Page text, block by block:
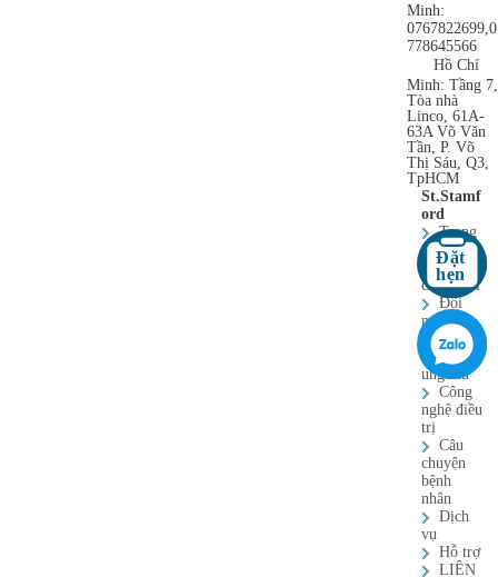
Minh:
0767822699,0
778645566
Hồ Chí
Minh: Tầng 7,
Tòa nhà
Linco, 61A-
63A Võ Văn
Tần, P. Võ
Thị Sáu, Q3,
TpHCM
St.Stamf
ord
Trang
chủ
về
chúng tôi
Đội
ngũ bác
sĩ
ung thư
Công
nghệ điều
trị
Câu
chuyện
bệnh
nhân
Dịch
vụ
Hỗ trợ
LIÊN